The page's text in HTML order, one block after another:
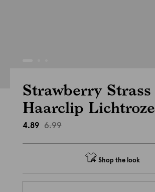
Strawberry Strass
Haarclip Lichtroze
4.89 6.99
Shop the look